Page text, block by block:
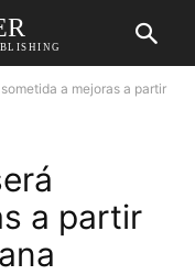
a mejoras a partir
a partir